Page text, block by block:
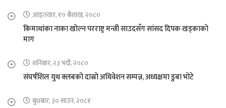
आइतवार, १० बैशाख, २०८०
किमाथांका नाका खोल्न परराष्ट्र मन्त्री साउदसँग सांसद दिपक खड्काको
माग
शनिबार, २३ भदौ, २०८०
संघर्षशिल युथ क्लबको दास्रो अधिवेशन सम्पन्न, अध्यक्षमा डुबा भोटे
बुधबार, ३० साउन, २०८१